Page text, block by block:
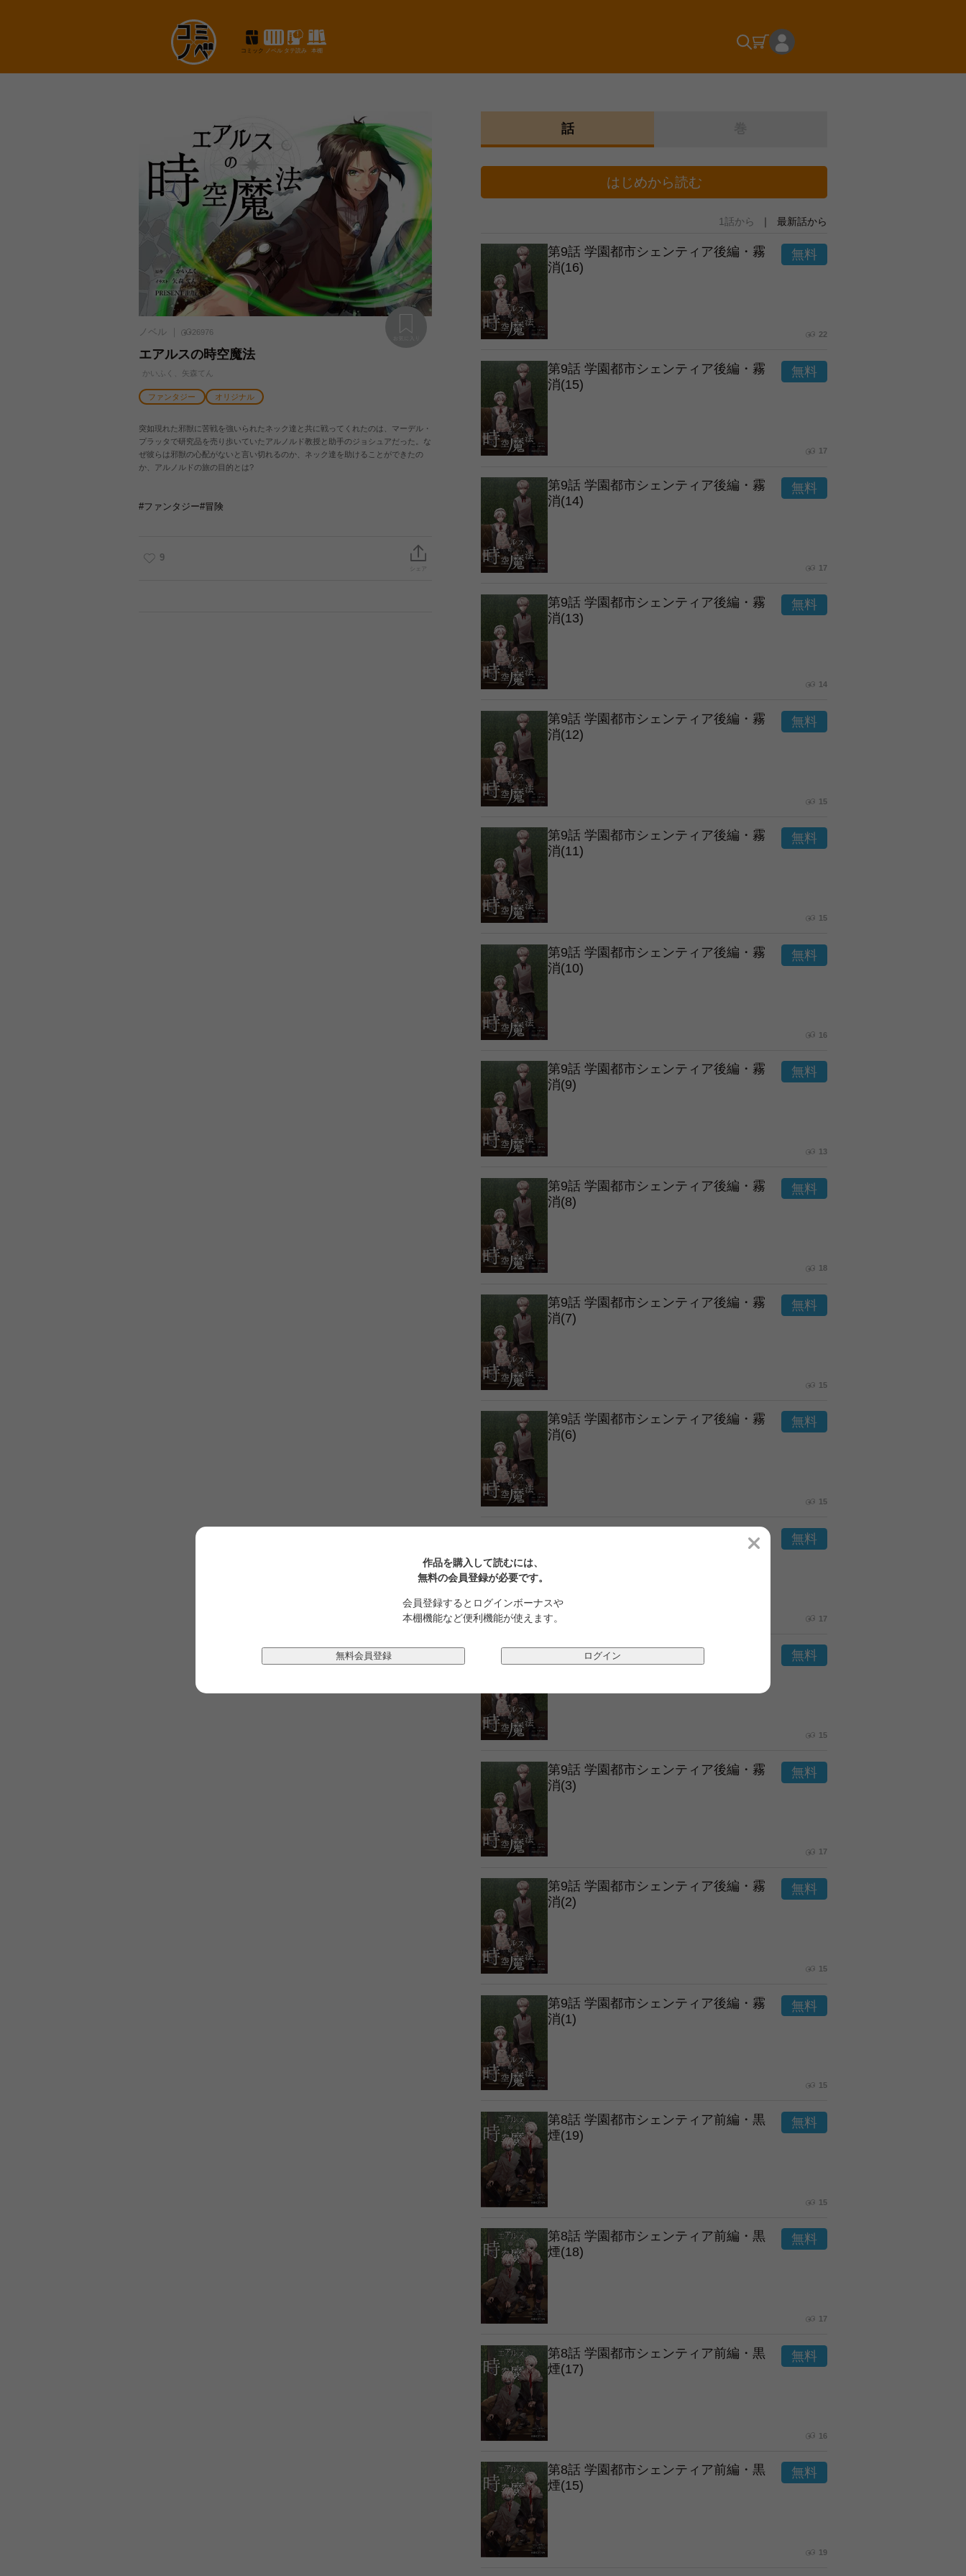
コミック ノベル タテ読み 本棚
作品を購入して読むには、
無料の会員登録が必要です。
会員登録するとログインボーナスや
本棚機能など便利機能が使えます。
無料会員登録 ログイン
ノベル 26976
エアルスの時空魔法
かいふく、矢森てん
ファンタジー オリジナル
突如現れた邪獣に苦戦を強いられたネック達と共に戦ってくれたのは、マーデル・
プラッタで研究品を売り歩いていたアルノルド教授と助手のジョシュアだった。な
ぜ彼らは邪獣の心配がないと言い切れるのか、ネック達を助けることができたの
か、アルノルドの旅の目的とは?
#ファンタジー#冒険
9
シェア
話
はじめから読む
1話から 最新話から
第9話 学園都市シェンティア後編・霧
消(16)
22
第9話 学園都市シェンティア後編・霧
消(15)
17
第9話 学園都市シェンティア後編・霧
消(14)
17
第9話 学園都市シェンティア後編・霧
消(13)
14
第9話 学園都市シェンティア後編・霧
消(12)
15
第9話 学園都市シェンティア後編・霧
消(11)
15
第9話 学園都市シェンティア後編・霧
消(10)
16
第9話 学園都市シェンティア後編・霧
消(9)
13
第9話 学園都市シェンティア後編・霧
消(8)
18
第9話 学園都市シェンティア後編・霧
消(7)
15
第9話 学園都市シェンティア後編・霧
消(6)
15
第9話 学園都市シェンティア後編・霧
17
第9話 学園都市シェンティア後編・霧
消(4)
15
第9話 学園都市シェンティア後編・霧
消(3)
17
第9話 学園都市シェンティア後編・霧
消(2)
15
第9話 学園都市シェンティア後編・霧
消(1)
15
第8話 学園都市シェンティア前編・黒
煙(19)
15
第8話 学園都市シェンティア前編・黒
煙(18)
17
第8話 学園都市シェンティア前編・黒
煙(17)
16
第8話 学園都市シェンティア前編・黒
煙(15)
19